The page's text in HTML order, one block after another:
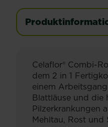
Celaflor® Combi-
dem 2 in 1
einem
Blattläuse und die
Pilzerkrankungen
Mehltau, Rost und